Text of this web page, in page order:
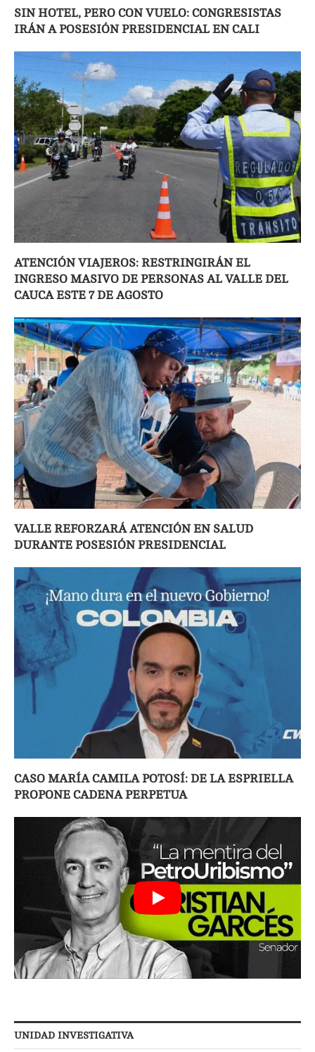
SIN HOTEL, PERO CON VUELO: CONGRESISTAS
IRÁN A POSESIÓN PRESIDENCIAL EN CALI
ATENCIÓN VIAJEROS: RESTRINGIRÁN EL
INGRESO MASIVO DE PERSONAS AL VALLE DEL
CAUCA ESTE 7 DE AGOSTO
VALLE REFORZARÁ ATENCIÓN EN SALUD
DURANTE POSESIÓN PRESIDENCIAL
CASO MARÍA CAMILA POTOSÍ: DE LA ESPRIELLA
PROPONE CADENA PERPETUA
UNIDAD INVESTIGATIVA